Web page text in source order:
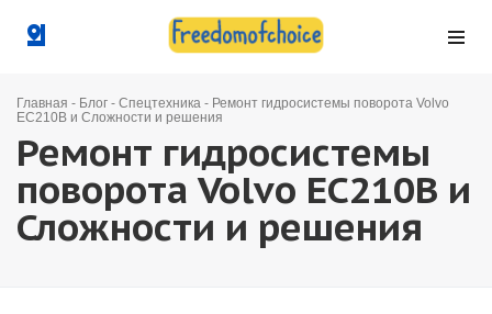
Главная - Блог - Спецтехника - Ремонт гидросистемы поворота Volvo
EC210B и Сложности и решения
Ремонт гидросистемы
поворота Volvo EC210B и
Сложности и решения